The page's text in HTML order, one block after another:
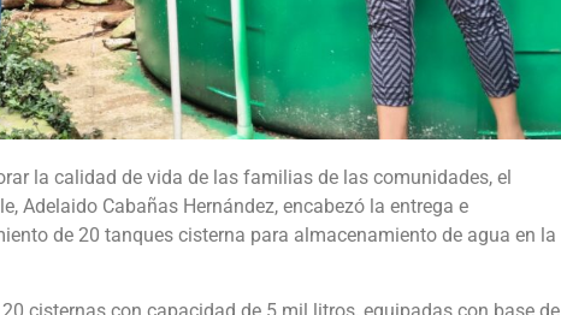
la calidad de vida de las familias de las comunidades, el
Adelaido Cabañas Hernández, encabezó la entrega e
de 20 tanques cisterna para almacenamiento de agua en la
cisternas con capacidad de 5 mil litros, equipadas con base de